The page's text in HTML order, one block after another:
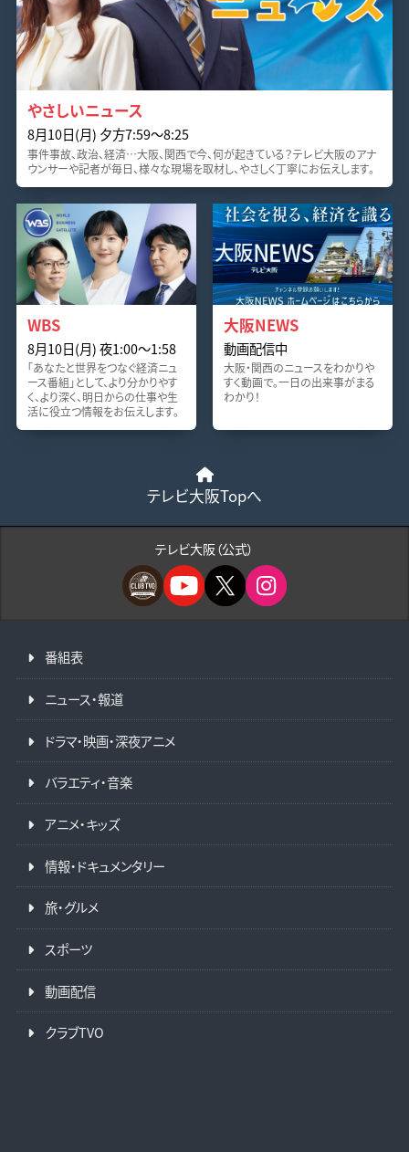
やさしいニュース
8月10日(月) 夕方7:59〜8:25
事件事故、政治、経済…大阪、関西で今、何が起きている？テレビ大阪のアナ
ウンサーや記者が毎日、様々な現場を取材し、やさしく丁寧にお伝えします。
WBS
8月10日(月) 夜1:00〜1:58
「あなたと世界をつなぐ経済ニュ
ース番組」として、より分かりやす
く、より深く、明日からの仕事や生
活に役立つ情報をお伝えします。
大阪NEWS
動画配信中
大阪・関西のニュースをわかりや
すく動画で。一日の出来事がまる
わかり！
テレビ大阪Topへ
テレビ大阪（公式）
番組表
ニュース・報道
ドラマ・映画・深夜アニメ
バラエティ・音楽
アニメ・キッズ
情報・ドキュメンタリー
旅・グルメ
スポーツ
動画配信
クラブTVO